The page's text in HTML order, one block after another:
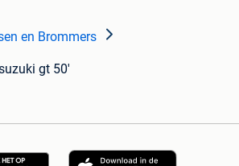
en Brommers
gt 50'